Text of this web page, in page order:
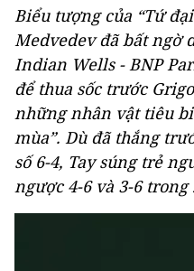
Biểu tượng của “Tứ
Medvedev đã bất ngờ
Indian Wells - BNP
để thua sốc trước
những nhân vật tiêu
mùa”. Dù đã thắng
số 6-4, Tay súng trẻ
ngược 4-6 và 3-6